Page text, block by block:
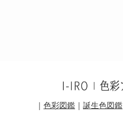
｜ 色彩図鑑 ｜ 誕生色図鑑